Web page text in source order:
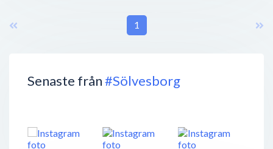
Senaste från#Sölvesborg
1